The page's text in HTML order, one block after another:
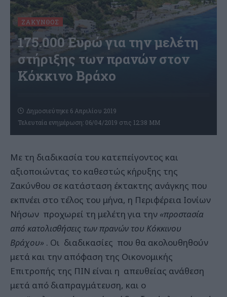
ΖΆΚΥΝΘΟΣ
175.000 Ευρώ για την μελέτη
στήριξης των πρανών στον
Κόκκινο Βράχο
Τελευταία ενημέρωση: 06/04/2019 στις 12:38 ΜΜ
Δημοσιεύτηκε 6 Απριλίου 2019
Με τη διαδικασία του κατεπείγοντος και
αξιοποιώντας το καθεστώς κήρυξης της
Ζακύνθου σε κατάσταση έκτακτης ανάγκης που
εκπνέει στο τέλος του μήνα, η Περιφέρεια Ιονίων
Νήσων προχωρεί τη μελέτη για την «προστασία
από κατολισθήσεις των πρανών του Κόκκινου
Βράχου» . Οι διαδικασίες που θα ακολουθηθούν
μετά και την απόφαση της Οικονομικής
Επιτροπής της ΠΙΝ είναι η απευθείας ανάθεση
μετά από διαπραγμάτευση, και ο